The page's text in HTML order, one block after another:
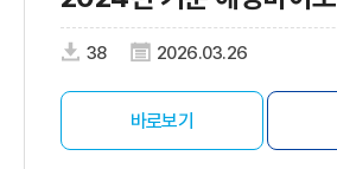
38 2026.03.26
바로보기